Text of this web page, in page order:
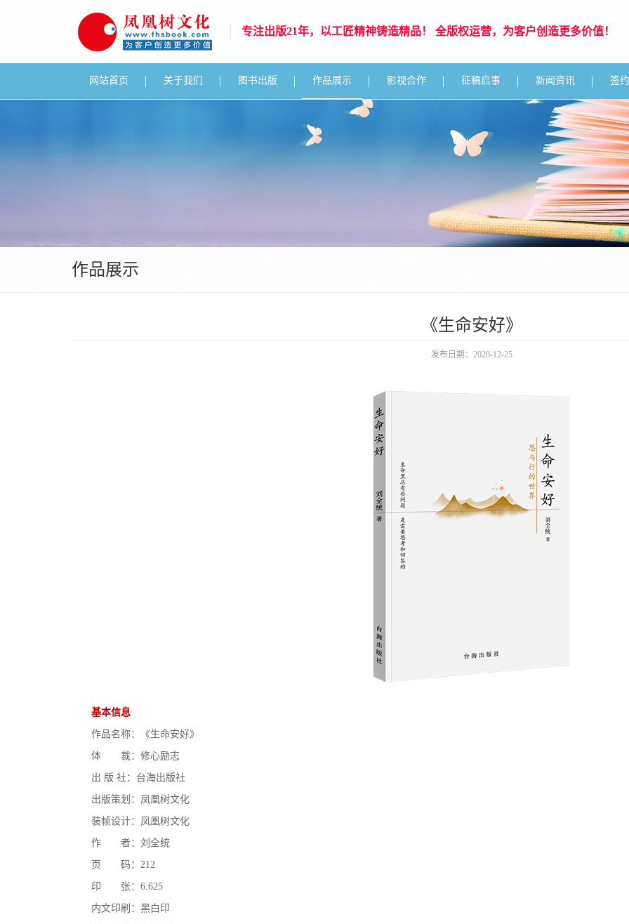
专注出版21年，以工匠精神铸造精品！ 全版权运营，为客户创造更多价值！
网站首页 关于我们 图书出版 作品展示 影视合作 征稿启事 新闻资讯 签
作品展示
《生命安好》
发布日期：2020-12-25
基本信息
作品名称：《生命安好》
体 裁：修心励志
出 版 社：台海出版社
出版策划：凤凰树文化
装帧设计：凤凰树文化
作 者：刘全统
页 码：212
印 张：6.625
内文印刷：黑白印